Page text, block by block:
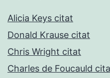
Alicia Keys citat
Donald Krause citat
Chris Wright citat
Charles de Foucauld